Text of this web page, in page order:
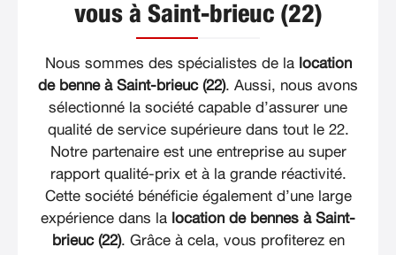
vous à Saint-brieuc (22)
Nous sommes des spécialistes de la location
de benne à Saint-brieuc (22). Aussi, nous avons
sélectionné la société capable d’assurer une
qualité de service supérieure dans tout le 22.
Notre partenaire est une entreprise au super
rapport qualité-prix et à la grande réactivité.
Cette société bénéficie également d’une large
expérience dans la location de bennes à Saint-
brieuc (22). Grâce à cela, vous profiterez en